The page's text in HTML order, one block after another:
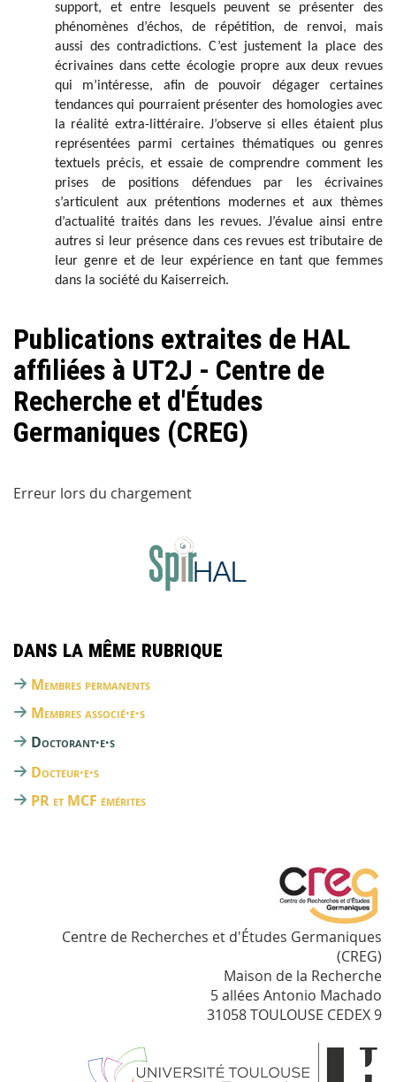
support, et entre lesquels peuvent se présenter des
phénomènes d’échos, de répétition, de renvoi, mais
aussi des contradictions. C’est justement la place des
écrivaines dans cette écologie propre aux deux revues
qui m’intéresse, afin de pouvoir dégager certaines
tendances qui pourraient présenter des homologies avec
la réalité extra-littéraire. J’observe si elles étaient plus
représentées parmi certaines thématiques ou genres
textuels précis, et essaie de comprendre comment les
prises de positions défendues par les écrivaines
s’articulent aux prétentions modernes et aux thèmes
d’actualité traités dans les revues. J’évalue ainsi entre
autres si leur présence dans ces revues est tributaire de
leur genre et de leur expérience en tant que femmes
dans la société du Kaiserreich.
Publications extraites de HAL
affiliées à UT2J - Centre de
Recherche et d'Études
Germaniques (CREG)
Erreur lors du chargement
Dans la même rubrique
Membres permanents
Membres associé·e·s
Doctorant·e·s
Docteur·e·s
PR et MCF émérites
Centre de Recherches et d'Études Germaniques
(CREG)
Maison de la Recherche
5 allées Antonio Machado
31058 TOULOUSE CEDEX 9